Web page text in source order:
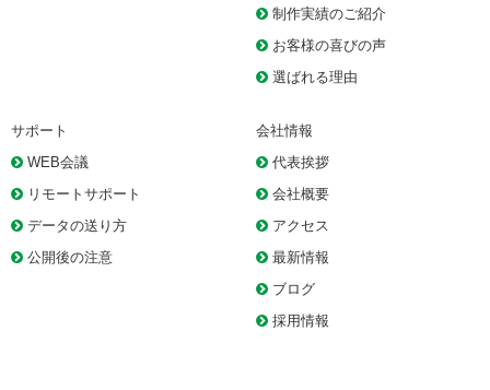
制作実績のご紹介
お客様の喜びの声
選ばれる理由
サポート
WEB会議
リモートサポート
データの送り方
公開後の注意
会社情報
代表挨拶
会社概要
アクセス
最新情報
ブログ
採用情報